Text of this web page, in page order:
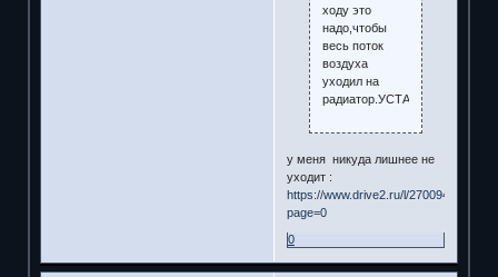
ходу это
надо,чтобы
весь поток
воздуха
уходил на
радиатор.УСТАНОВИЛ
у меня никуда лишнее не
уходит :
https://www.drive2.ru/l/2700947/?
page=0
0